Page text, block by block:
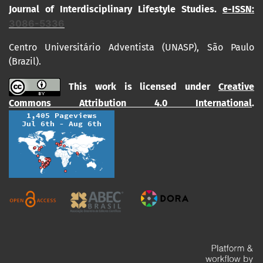
Journal of Interdisciplinary Lifestyle Studies. e-ISSN:
3086-5336
Centro Universitário Adventista (UNASP), São Paulo
(Brazil).
This work is licensed under Creative
Commons Attribution 4.0 International.